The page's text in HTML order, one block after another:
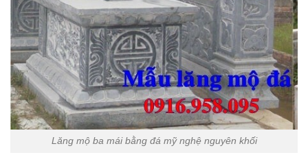
Lăng mộ ba mái bằng đá mỹ nghệ nguyên khối